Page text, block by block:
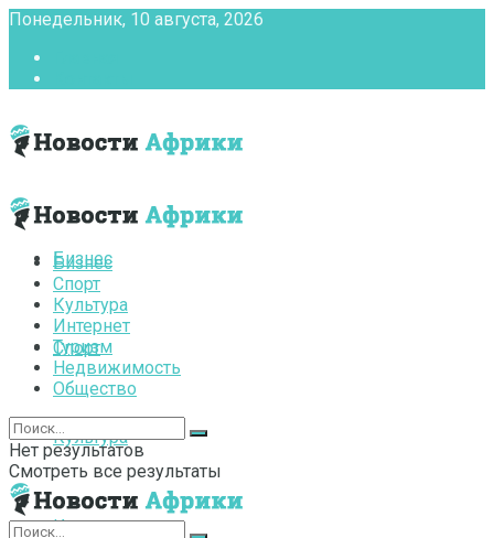
Понедельник, 10 августа, 2026
Бизнес
Спорт
Культура
Интернет
Бизнес
Спорт
Культура
Интернет
Туризм
Недвижимость
Общество
Нет результатов
Смотреть все результаты